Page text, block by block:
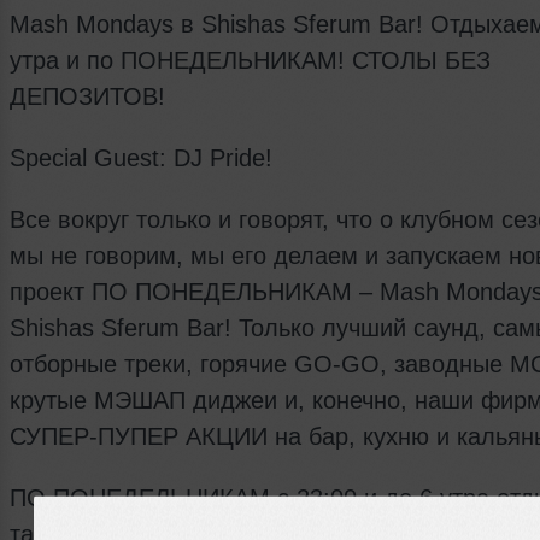
Mash Mondays в Shishas Sferum Bar!
утра и по ПОНЕДЕЛЬНИКАМ! СТОЛЫ БЕЗ
ДЕПОЗИТОВ!
Special Guest: DJ Pride!
Все вокруг только и говорят, что о клубном
мы не говорим, мы его делаем и запускаем
проект ПО ПОНЕДЕЛЬНИКАМ – Mash
Shishas Sferum Bar! Только лучший саунд,
отборные треки, горячие GO-GO, заводные
крутые МЭШАП диджеи и, конечно, наши
СУПЕР-ПУПЕР АКЦИИ на бар, кухню и
ПО ПОНЕДЕЛЬНИКАМ с 23:00 и до 6 утра
танцуем под ритмы: POP, HOUSE, BIGROOM,